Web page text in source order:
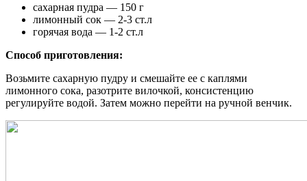
сахарная пудра — 150 г
лимонный сок — 2-3 ст.л
горячая вода — 1-2 ст.л
Способ приготовления:
Возьмите сахарную пудру и смешайте ее с каплями
лимонного сока, разотрите вилочкой, консистенцию
регулируйте водой. Затем можно перейти на ручной венчик.